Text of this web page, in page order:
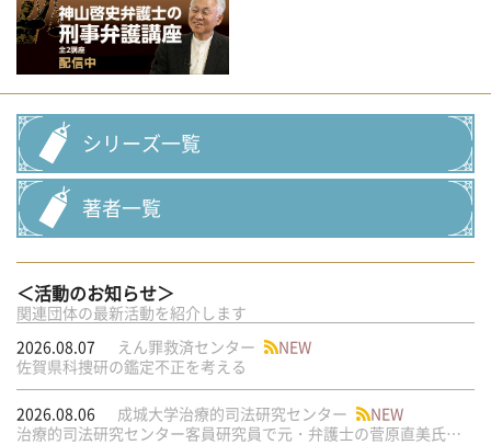
シリーズ一覧
著者一覧
＜活動のお知らせ＞
関連団体の最新活動を紹介します
2026.08.07
えん罪救済センター
NEW
佐賀県科捜研の鑑定不正を考える
2026.08.06 成城大学治療的司法研究センター
NEW
治療的司法研究センター客員研究員で元・弁護士の菅原直美氏の論文が公刊されました